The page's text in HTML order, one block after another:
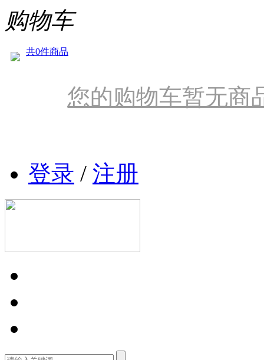
购物车
共0件商品
您的购物车暂无商
登录 / 注册